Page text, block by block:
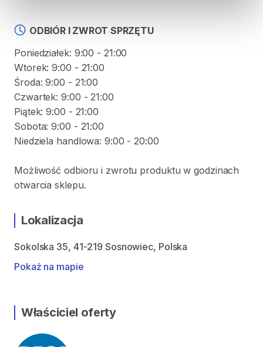
ODBIÓR I ZWROT SPRZĘTU
Poniedziałek: 9:00 - 21:00
Wtorek: 9:00 - 21:00
Środa: 9:00 - 21:00
Czwartek: 9:00 - 21:00
Piątek: 9:00 - 21:00
Sobota: 9:00 - 21:00
Niedziela handlowa: 9:00 - 20:00
Możliwość odbioru i zwrotu produktu w godzinach
otwarcia sklepu.
Lokalizacja
Sokolska 35, 41-219 Sosnowiec, Polska
Pokaż na mapie
Właściciel oferty